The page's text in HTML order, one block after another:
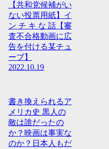
【共和党候補がい
ない投票用紙】イ
ン チ キ な 話【審
査不合格動画に広
告を付ける某チュ
ーブ】
2022.10.19
書き換えられるア
メリカ史 黒人の
敵は誰だったの
か？映画は事実な
のか？日本人もだ